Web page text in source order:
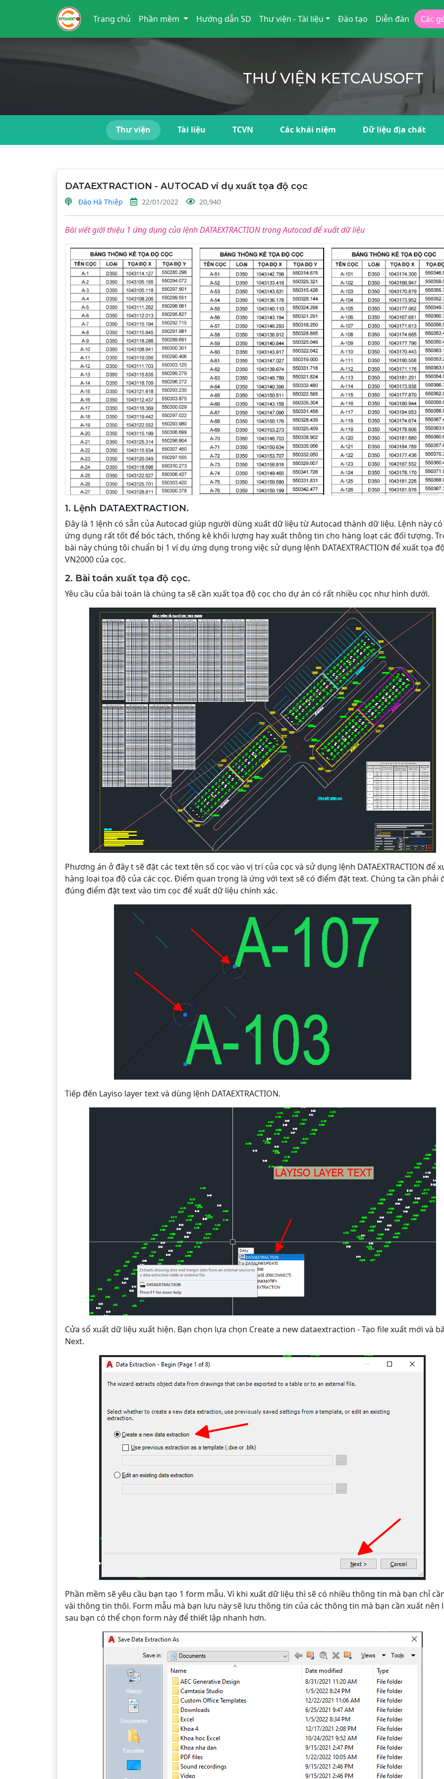
Trang chủ Phần mềm Hướng dẫn SD Thư viện - Tài liệu Đào tạo Diễn đàn Các
THƯ VIỆN KETCAUSOFT
Thư viện Tài liệu TCVN Các khái niệm Dữ liệu địa chất
DATAEXTRACTION - AUTOCAD ví dụ xuất tọa độ cọc
Đào Hà Thiệp 22/01/2022 20,940
Bài viết giới thiệu 1 ứng dụng của lệnh DATAEXTRACTION trong Autocad để xuất dữ liệu
1. Lệnh DATAEXTRACTION.
Đây là 1 lệnh có sẵn của Autocad giúp người dùng xuất dữ liệu từ Autocad thành dữ liệu. Lệnh này
ứng dụng rất tốt để bóc tách, thống kê khối lượng hay xuất thông tin cho hàng loạt các đối tượng.
bài này chúng tôi chuẩn bị 1 ví dụ ứng dụng trong việc sử dụng lệnh DATAEXTRACTION để xuất tọa
VN2000 của cọc.
2. Bài toán xuất tọa độ cọc.
Yêu cầu của bài toán là chúng ta sẽ cần xuất tọa độ cọc cho dự án có rất nhiều cọc như hình dưới.
Phương án ở đây t sẽ đặt các text tên số cọc vào vị trí của cọc và sử dụng lệnh DATAEXTRACTION để
hàng loại tọa độ của các cọc. Điểm quan trọng là ứng với text sẽ có điểm đặt text. Chúng ta cần phải
đúng điểm đặt text vào tim cọc để xuất dữ liệu chính xác.
Tiếp đến Layiso layer text và dùng lệnh DATAEXTRACTION.
Cửa sổ xuất dữ liệu xuất hiện. Bạn chọn lựa chọn Create a new dataextraction - Tạo file xuất mới và
Next.
Phần mềm sẽ yêu cầu bạn tạo 1 form mẫu. Vì khi xuất dữ liệu thì sẽ có nhiều thông tin mà bạn chỉ
vài thông tin thôi. Form mẫu mà bạn lưu này sẽ lưu thông tin của các thông tin mà bạn cần xuất nên
sau bạn có thể chọn form này để thiết lập nhanh hơn.